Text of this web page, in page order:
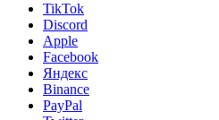
TikTok
Discord
Apple
Facebook
Яндекс
Binance
PayPal